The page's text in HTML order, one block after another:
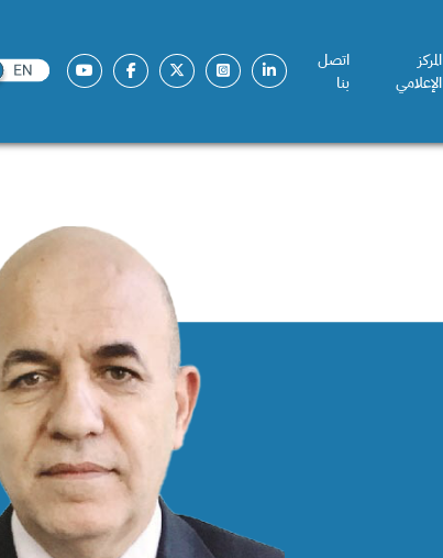
المركز
الإعلامي
اتصل
بنا